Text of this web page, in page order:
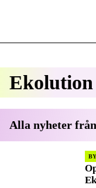
Ekolution
Alla nyheter från